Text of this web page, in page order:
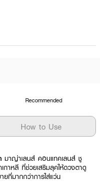
Recommended
How to Use
มาญ่าเลนส์ คอนแทคเลนส์ ชู
าหลี ที่ช่วยเสริมลุคให้ดวงตาดู
ที่มากกว่าการใส่แว่น